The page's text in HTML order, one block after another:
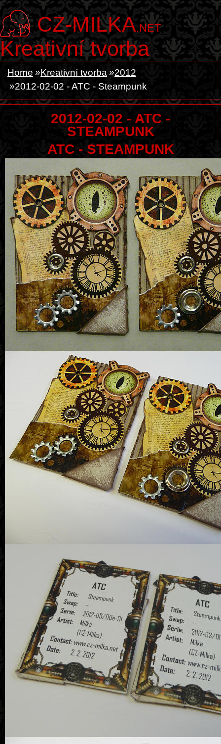
CZ-MILKA.NET
Kreativní tvorba
Home Kreativní tvorba
2012
2012-02-02 - ATC - Steampunk
2012-02-02 - ATC -
STEAMPUNK
ATC - STEAMPUNK